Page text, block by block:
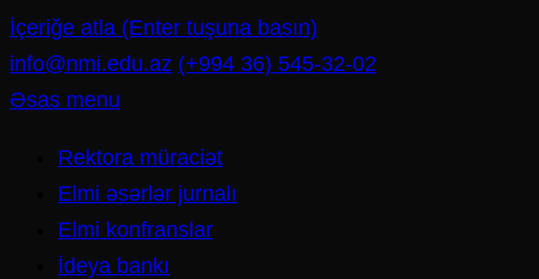
İçeriğe atla (Enter tuşuna basın)
info@nmi.edu.az (+994 36) 545-32-02
Əsas menu
Rektora müraciət
Elmi əsərlər jurnalı
Elmi konfranslar
İdeya bankı